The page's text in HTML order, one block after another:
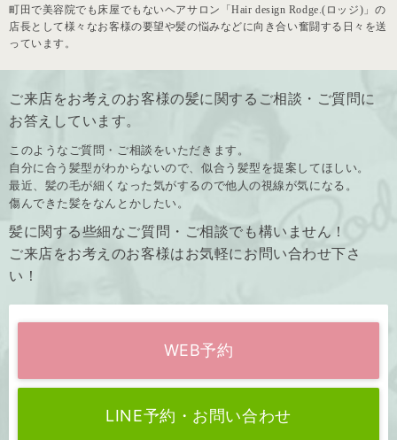
町田で美容院でも床屋でもないヘアサロン「Hair design Rodge.(ロッジ)」の
店長として様々なお客様の要望や髪の悩みなどに向き合い奮闘する日々を送
っています。
ご来店をお考えのお客様の髪に関するご相談・ご質問に
お答えしています。
このようなご質問・ご相談をいただきます。
自分に合う髪型がわからないので、似合う髪型を提案してほしい。
最近、髪の毛が細くなった気がするので他人の視線が気になる。
傷んできた髪をなんとかしたい。
髪に関する些細なご質問・ご相談でも構いません！
ご来店をお考えのお客様はお気軽にお問い合わせ下さ
い！
WEB予約
LINE予約・お問い合わせ